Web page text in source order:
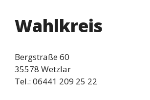
Wahlkreis
Bergstraße 60
35578 Wetzlar
Tel.: 06441 209 25 22